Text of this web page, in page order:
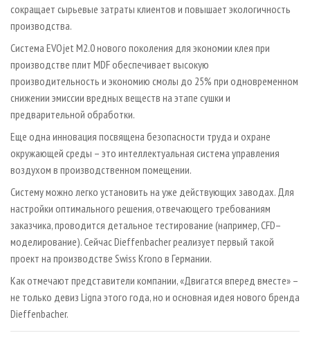
сокращает сырьевые затраты клиентов и повышает экологичность
производства.
Система EVOjet M2.0 нового поколения для экономии клея при
производстве плит MDF обеспечивает высокую
производительность и экономию смолы до 25% при одновременном
снижении эмиссии вредных веществ на этапе сушки и
предварительной обработки.
Еще одна инновация посвящена безопасности труда и охране
окружающей среды – это интеллектуальная система управления
воздухом в производственном помещении.
Систему можно легко установить на уже действующих заводах. Для
настройки оптимального решения, отвечающего требованиям
заказчика, проводится детальное тестирование (например, CFD–
моделирование). Сейчас Dieffenbacher реализует первый такой
проект на производстве Swiss Krono в Германии.
Как отмечают представители компании, «Двигатся вперед вместе» –
не только девиз Ligna этого года, но и основная идея нового бренда
Dieffenbacher.